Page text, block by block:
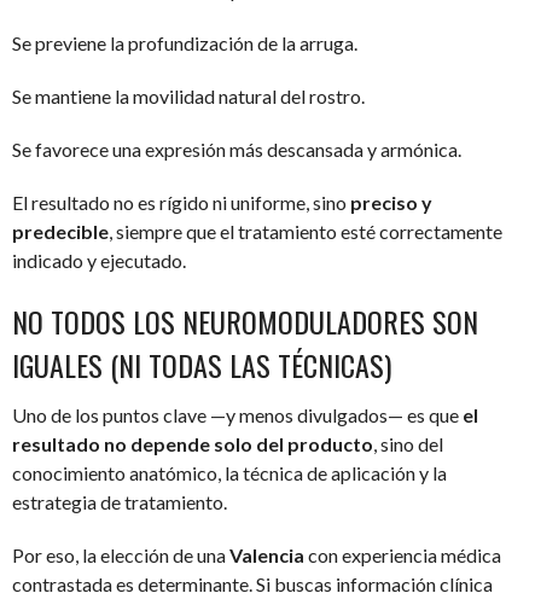
Se previene la profundización de la arruga.
Se mantiene la movilidad natural del rostro.
Se favorece una expresión más descansada y armónica.
El resultado no es rígido ni uniforme, sino preciso y
predecible , siempre que el tratamiento esté correctamente
indicado y ejecutado.
NO TODOS LOS NEUROMODULADORES SON
IGUALES (NI TODAS LAS TÉCNICAS)
Uno de los puntos clave —y menos divulgados— es que el
resultado no depende solo del producto , sino del
conocimiento anatómico, la técnica de aplicación y la
estrategia de tratamiento.
Por eso, la elección de unaValencia con experiencia médica
contrastada es determinante. Si buscas información clínica